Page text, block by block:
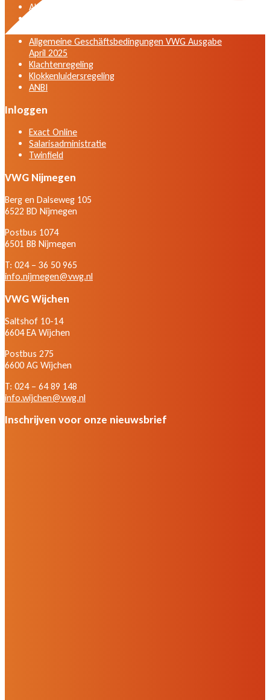
Algemene voorwaarden VWG versie april 2025
Allgemeine Geschäftsbedingungen VWG Ausgabe
April 2025
Klachtenregeling
Klokkenluidersregeling
ANBI
Inloggen
Exact Online
Salarisadministratie
Twinfield
VWG Nijmegen
Berg en Dalseweg 105
6522 BD Nijmegen
Postbus 1074
6501 BB Nijmegen
T: 024 – 36 50 965
info.nijmegen@vwg.nl
VWG Wijchen
Saltshof 10-14
6604 EA Wijchen
Postbus 275
6600 AG Wijchen
T: 024 – 64 89 148
info.wijchen@vwg.nl
Inschrijven voor onze nieuwsbrief